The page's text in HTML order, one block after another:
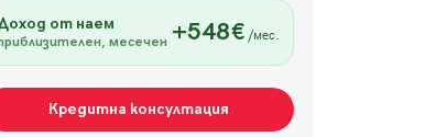
от наем
месечен +548€ /мес.
Кредитна консултация